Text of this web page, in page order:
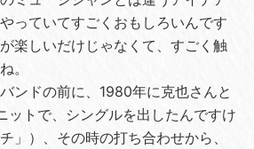
っていてすごくおもしろいんです
楽しいだけじゃなくて、すごく触
。
ンドの前に、1980年に克也さんと
ットで、シングルを出したんですけ
」）、その時の打ち合わせから、